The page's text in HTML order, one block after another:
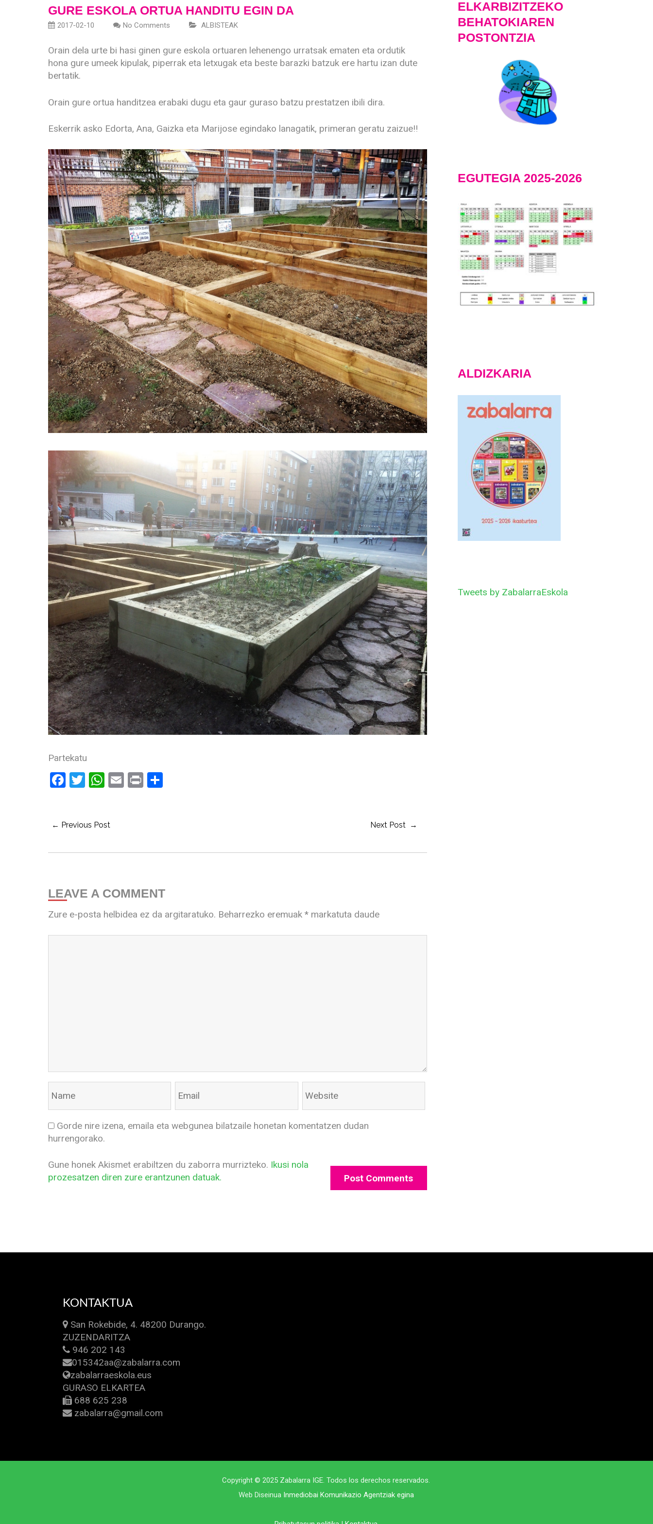
GURE ESKOLA ORTUA HANDITU EGIN DA
2017-02-10 No Comments ALBISTEAK
Orain dela urte bi hasi ginen gure eskola ortuaren lehenengo urratsak ematen eta ordutik
hona gure umeek kipulak, piperrak eta letxugak eta beste barazki batzuk ere hartu izan dute
bertatik.
Orain gure ortua handitzea erabaki dugu eta gaur guraso batzu prestatzen ibili dira.
Eskerrik asko Edorta, Ana, Gaizka eta Marijose egindako lanagatik, primeran geratu zaizue!!
Partekatu
Facebook
TwitterWhatsApp
Email
Print
← Previous Post Next Post →
LEAVE A COMMENT
Zure e-posta helbidea ez da argitaratuko. Beharrezko eremuak *markatuta daude
Gorde nire izena, emaila eta webgunea bilatzaile honetan komentatzen dudan
hurrengorako.
Gune honek Akismet erabiltzen du zaborra murrizteko. Ikusi nola
prozesatzen diren zure erantzunen datuak.
ELKARBIZITZEKO
BEHATOKIAREN
POSTONTZIA
EGUTEGIA 2025-2026
ALDIZKARIA
Tweets by ZabalarraEskola
KONTAKTUA
San Rokebide, 4. 48200 Durango.
ZUZENDARITZA
946 202 143
015342aa@zabalarra.com
zabalarraeskola.eus
GURASO ELKARTEA
688 625 238
zabalarra@gmail.com
Copyright © 2025 Zabalarra IGE. Todos los derechos reservados.
Web Diseinua Inmediobai Komunikazio Agentziak egina